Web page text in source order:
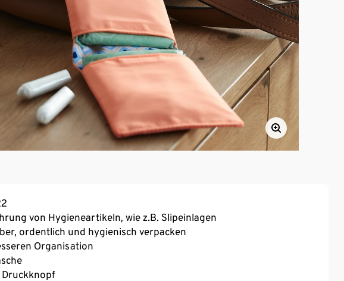
von Hygieneartikeln, wie z.B. Slipeinlagen
ordentlich und hygienisch verpacken
Organisation
Druckknopf